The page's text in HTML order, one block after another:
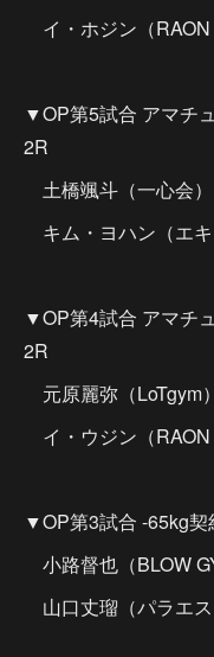
イ・ホジン（RAON
▼OP第5試合 アマチ
2R
土橋颯斗（一心会）
キム・ヨハン（エキ
▼OP第4試合 アマチ
2R
元原麗弥（LoTgym）
イ・ウジン（RAON
▼OP第3試合 -65kg契
小路督也（BLOW
山口丈瑠（パラエス